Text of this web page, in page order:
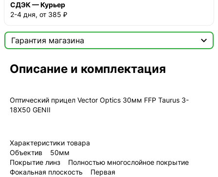
СДЭК — Курьер
2-4 дня, от 385 ₽
Гарантия магазина


Мы продаём только оригинальную продукцию с
Описание и комплектация
Оптический прицел Vector Optics 30мм FFP Taurus 3-
18X50 GENII
Характеристики товара
Объектив 50мм
Покрытие линз Полностью многослойное покрытие
Фокальная плоскость Первая